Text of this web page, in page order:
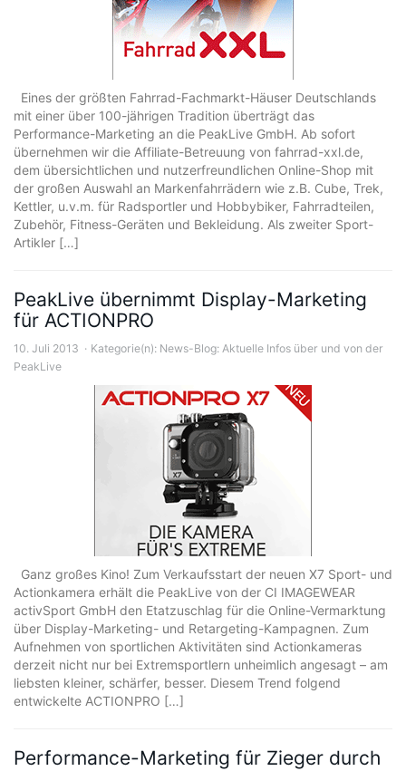
Eines der größten Fahrrad-Fachmarkt-Häuser Deutschlands
mit einer über 100-jährigen Tradition überträgt das
Performance-Marketing an die PeakLive GmbH. Ab sofort
übernehmen wir die Affiliate-Betreuung von fahrrad-xxl.de,
dem übersichtlichen und nutzerfreundlichen Online-Shop mit
der großen Auswahl an Markenfahrrädern wie z.B. Cube, Trek,
Kettler, u.v.m. für Radsportler und Hobbybiker, Fahrradteilen,
Zubehör, Fitness-Geräten und Bekleidung. Als zweiter Sport-
Artikler […]
PeakLive übernimmt Display-Marketing
für ACTIONPRO
10. Juli 2013 Kategorie(n): News-Blog: Aktuelle Infos über und von der
PeakLive
Ganz großes Kino! Zum Verkaufsstart der neuen X7 Sport- und
Actionkamera erhält die PeakLive von der CI IMAGEWEAR
activSport GmbH den Etatzuschlag für die Online-Vermarktung
über Display-Marketing- und Retargeting-Kampagnen. Zum
Aufnehmen von sportlichen Aktivitäten sind Actionkameras
derzeit nicht nur bei Extremsportlern unheimlich angesagt – am
liebsten kleiner, schärfer, besser. Diesem Trend folgend
entwickelte ACTIONPRO […]
Performance-Marketing für Zieger durch